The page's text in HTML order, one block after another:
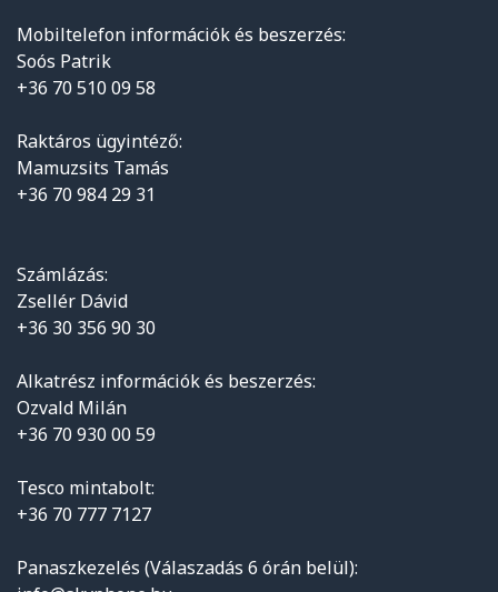
Mobiltelefon információk és beszerzés:
Soós Patrik
+36 70 510 09 58
Raktáros ügyintéző:
Mamuzsits Tamás
+36 70 984 29 31
Számlázás:
Zsellér Dávid
+36 30 356 90 30
Alkatrész információk és beszerzés:
Ozvald Milán
+36 70 930 00 59
Tesco mintabolt:
+36 70 777 7127
Panaszkezelés (Válaszadás 6 órán belül):